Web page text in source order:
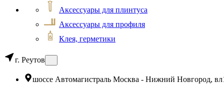
Аксессуары для плинтуса
Аксессуары для профиля
Клея, герметики
г. Реутов
шоссе Автомагистраль Москва - Нижний Новгород,